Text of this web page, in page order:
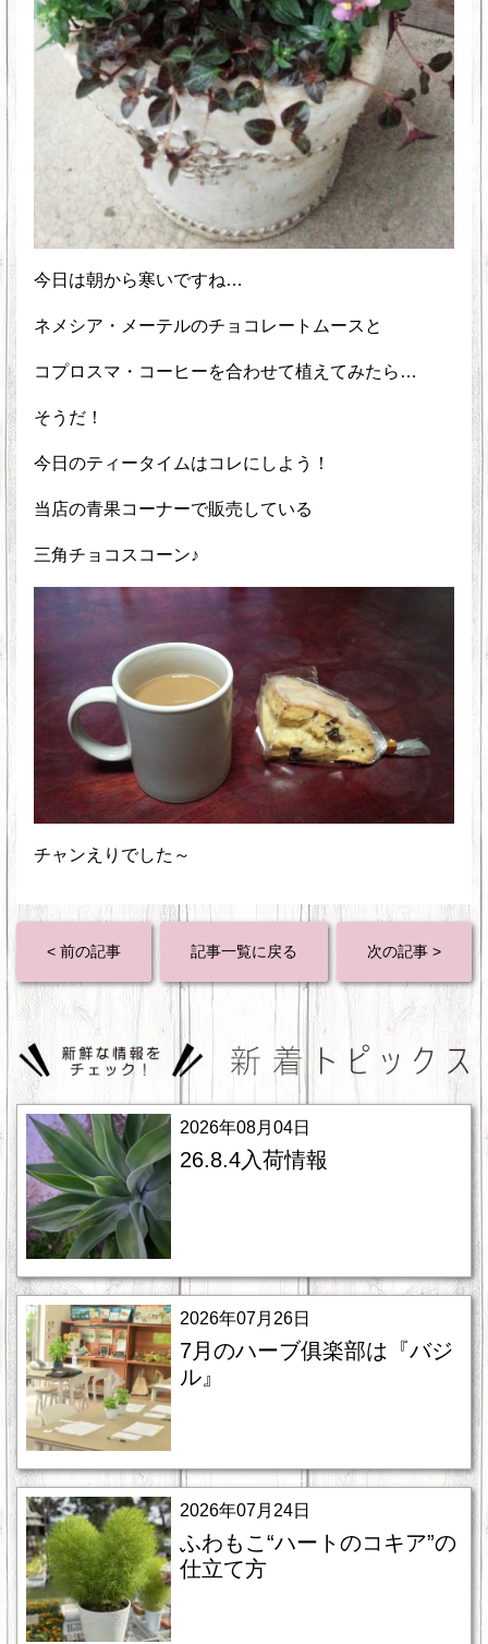
今日は朝から寒いですね…
ネメシア・メーテルのチョコレートムースと
コプロスマ・コーヒーを合わせて植えてみたら…
そうだ！
今日のティータイムはコレにしよう！
当店の青果コーナーで販売している
三角チョコスコーン♪
チャンえりでした～
< 前の記事 記事一覧に戻る 次の記事 >
2026年08月04日
26.8.4入荷情報
2026年07月26日
7月のハーブ俱楽部は『バジ
ル』
2026年07月24日
ふわもこ“ハートのコキア”の
仕立て方